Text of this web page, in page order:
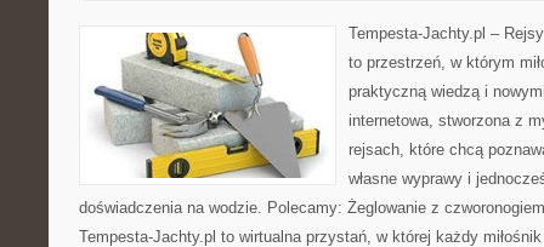
Tempesta-Jachty.pl –
to przestrzeń, w którym
praktyczną wiedzą i
internetowa, stworzona z
rejsach, które chcą
własne wyprawy i
doświadczenia na wodzie. Polecamy: Żeglowanie z
Tempesta-Jachty.pl to wirtualna przystań, w której każdy